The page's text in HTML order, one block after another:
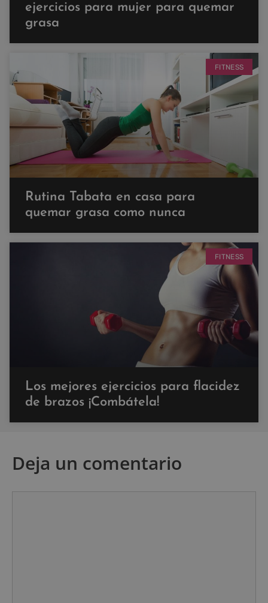
ejercicios para mujer para quemar
grasa
FITNESS
Rutina Tabata en casa para
quemar grasa como nunca
FITNESS
Los mejores ejercicios para flacidez
de brazos ¡Combátela!
Deja un comentario